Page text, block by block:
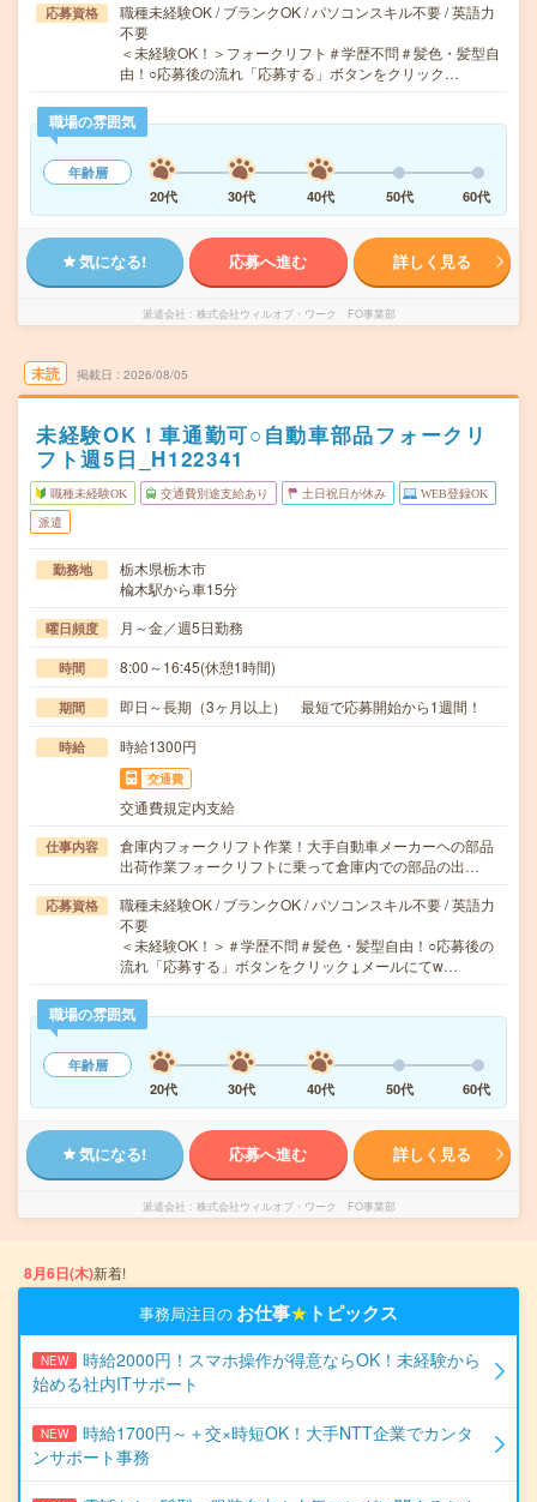
応募資格
職種未経験OK / ブランクOK / パソコンスキル不要 / 英語力
不要
＜未経験OK！＞フォークリフト＃学歴不問＃髪色・髪型自
由！○応募後の流れ「応募する」ボタンをクリック…
職場の雰囲気
年齢層
20代
30代 40代 50代 60代
気になる! 応募へ進む 詳しく見る
派遣会社 株式会社ウィルオブ・ワーク FO事業部
未読 掲載日 2026/08/05
未経験OK！車通勤可○自動車部品フォークリ
フト週5日_H122341
職種未経験OK 交通費別途支給あり 土日祝日が休み WEB登録OK
派遣
勤務地
栃木県栃木市
楡木駅から車15分
曜日頻度 月～金／週5日勤務
時間 8:00～16:45(休憩1時間)
期間 即日～長期（3ヶ月以上） 最短で応募開始から1週間！
時給 時給1300円
交通費
交通費規定内支給
仕事内容
倉庫内フォークリフト作業！大手自動車メーカーヘの部品
出荷作業フォークリフトに乗って倉庫内での部品の出…
応募資格
職種未経験OK / ブランクOK / パソコンスキル不要 / 英語力
不要
＜未経験OK！＞＃学歴不問＃髪色・髪型自由！○応募後の
流れ「応募する」ボタンをクリック↓メールにてw…
職場の雰囲気
年齢層
20代
30代 40代 50代 60代
気になる! 応募へ進む 詳しく見る
派遣会社 株式会社ウィルオブ・ワーク FO事業部
8月6日(木)新着!
事務局注目の お仕事★ トピックス
NEW
時給2000円！スマホ操作が得意ならOK！未経験から
始める社内ITサポート
NEW
時給1700円～＋交×時短OK！大手NTT企業でカンタ
ンサポート事務